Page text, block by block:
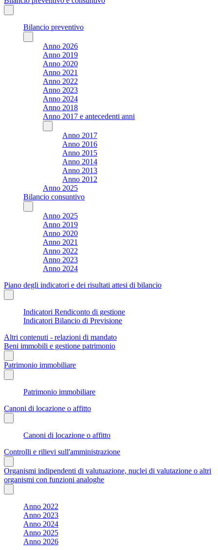
Bilancio preventivo
Anno 2026
Anno 2019
Anno 2020
Anno 2021
Anno 2022
Anno 2023
Anno 2024
Anno 2018
Anno 2017 e antecedenti anni
Anno 2017
Anno 2016
Anno 2015
Anno 2014
Anno 2013
Anno 2012
Anno 2025
Bilancio consuntivo
Anno 2025
Anno 2019
Anno 2020
Anno 2021
Anno 2022
Anno 2023
Anno 2024
Piano degli indicatori e dei risultati attesi di bilancio
Indicatori Rendiconto di gestione
Indicatori Bilancio di Previsione
Altri contenuti - relazioni di mandato
Beni immobili e gestione patrimonio
Patrimonio immobiliare
Patrimonio immobiliare
Canoni di locazione o affitto
Canoni di locazione o affitto
Controlli e rilievi sull'amministrazione
Organismi indipendenti di valutuazione, nuclei di valutazione o altri
organismi con funzioni analoghe
Anno 2022
Anno 2023
Anno 2024
Anno 2025
Anno 2026